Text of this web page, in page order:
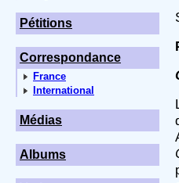
Pétitions
Correspondance
France
International
Médias
Albums